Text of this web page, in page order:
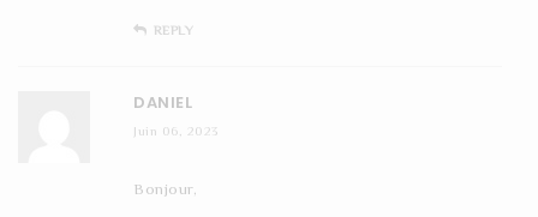
REPLY
DANIEL
Juin 06, 2023
Bonjour,